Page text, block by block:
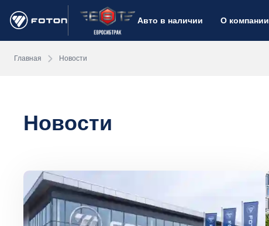
Авто в наличии О компании
Главная Новости
Новости